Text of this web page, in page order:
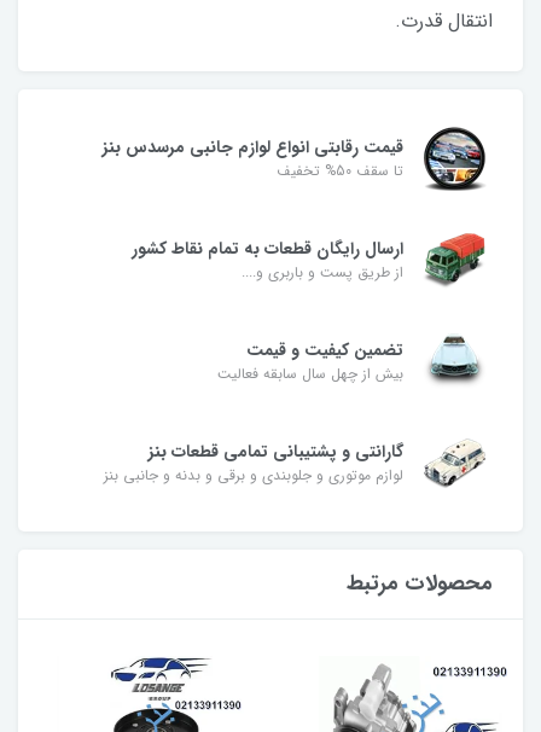
انتقال قدرت.
قیمت رقابتی انواع لوازم جانبی مرسدس بنز
تا سقف 50% تخفیف
ارسال رایگان قطعات به تمام نقاط کشور
از طریق پست و باربری و....
تضمین کیفیت و قیمت
بیش از چهل سال سابقه فعالیت
گارانتی و پشتیبانی تمامی قطعات بنز
لوازم موتوری و جلوبندی و برقی و بدنه و جانبی بنز
محصولات مرتبط